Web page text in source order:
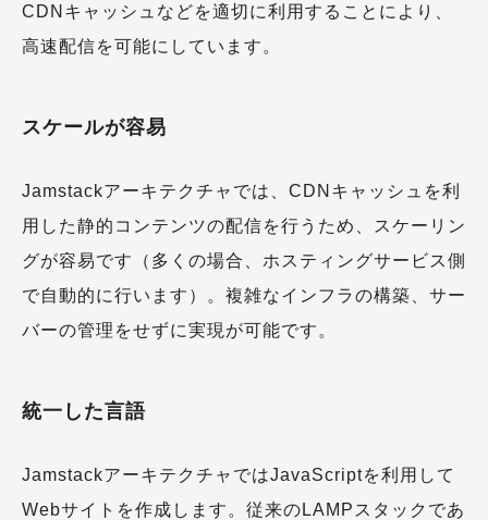
CDNキャッシュなどを適切に利用することにより、
高速配信を可能にしています。
スケールが容易
Jamstackアーキテクチャでは、CDNキャッシュを利
用した静的コンテンツの配信を行うため、スケーリン
グが容易です（多くの場合、ホスティングサービス側
で自動的に行います）。複雑なインフラの構築、サー
バーの管理をせずに実現が可能です。
統一した言語
JamstackアーキテクチャではJavaScriptを利用して
Webサイトを作成します。従来のLAMPスタックであ